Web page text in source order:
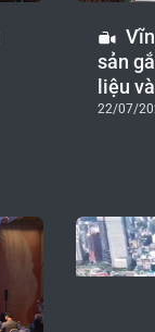
sản
liệu
22/07/